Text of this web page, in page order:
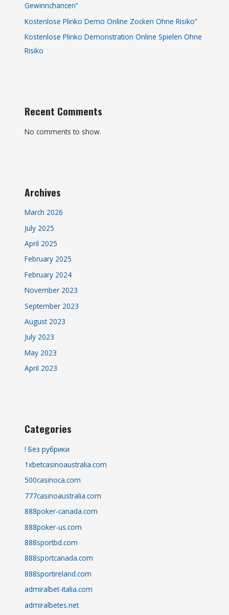
Gewinnchancen”
Kostenlose Plinko Demo Online Zocken Ohne Risiko”
Kostenlose Plinko Demonstration Online Spielen Ohne
Risiko
Recent Comments
No comments to show.
Archives
March 2026
July 2025
April 2025
February 2025
February 2024
November 2023
September 2023
August 2023
July 2023
May 2023
April 2023
Categories
! Без рубрики
1xbetcasinoaustralia.com
500casinoca.com
777casinoaustralia.com
888poker-canada.com
888poker-us.com
888sportbd.com
888sportcanada.com
888sportireland.com
admiralbet-italia.com
admiralbetes.net